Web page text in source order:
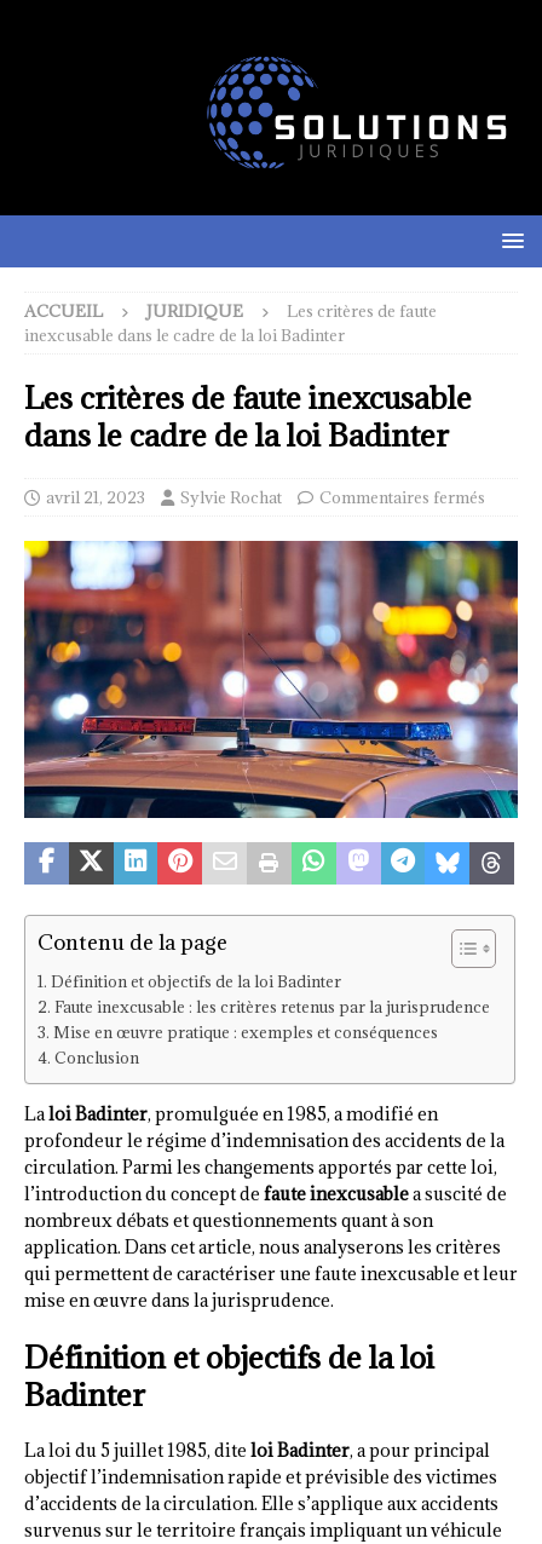
ACCUEIL JURIDIQUE
Les critères de faute
inexcusable dans le cadre de la loi Badinter
Les critères de faute inexcusable
dans le cadre de la loi Badinter
avril 21, 2023 Sylvie Rochat Commentaires fermés
Contenu de la page
Définition et objectifs de la loi Badinter
Faute inexcusable : les critères retenus par la jurisprudence
Mise en œuvre pratique : exemples et conséquences
Conclusion
Laloi Badinter, promulguée en 1985, a modifié en
profondeur le régime d’indemnisation des accidents de la
circulation. Parmi les changements apportés par cette loi,
l’introduction du concept de faute inexcusablea suscité de
nombreux débats et questionnements quant à son
application. Dans cet article, nous analyserons les critères
qui permettent de caractériser une faute inexcusable et leur
mise en œuvre dans la jurisprudence.
Définition et objectifs de la loi
Badinter
La loi du 5 juillet 1985, dite loi Badinter, a pour principal
objectif l’indemnisation rapide et prévisible des victimes
d’accidents de la circulation. Elle s’applique aux accidents
survenus sur le territoire français impliquant un véhicule